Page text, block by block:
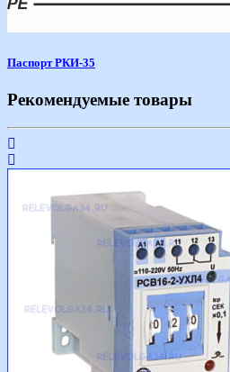
Паспорт РКИ-35
Рекомендуемые товары